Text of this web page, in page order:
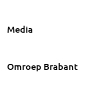
Media
Omroep Brabant